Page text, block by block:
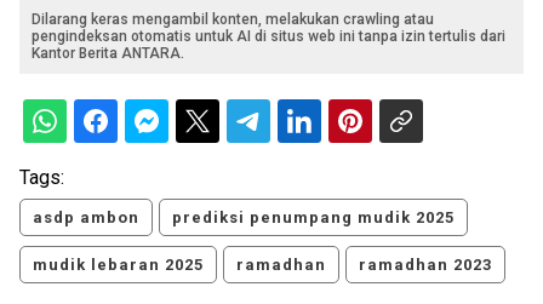
Dilarang keras mengambil konten, melakukan crawling atau
pengindeksan otomatis untuk AI di situs web ini tanpa izin tertulis dari
Kantor Berita ANTARA.
Tags:
asdp ambon prediksi penumpang mudik 2025
mudik lebaran 2025 ramadhan ramadhan 2023